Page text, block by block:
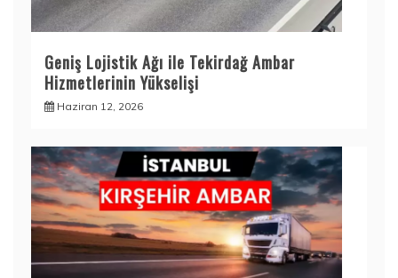
Geniş Lojistik Ağı ile Tekirdağ Ambar
Hizmetlerinin Yükselişi
Haziran 12, 2026